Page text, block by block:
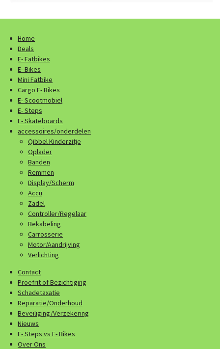
Home
Deals
E- Fatbikes
E- Bikes
Mini Fatbike
Cargo E- Bikes
E- Scootmobiel
E- Steps
E- Skateboards
accessoires/onderdelen
Qibbel Kinderzitje
Oplader
Banden
Remmen
Display/Scherm
Accu
Zadel
Controller/Regelaar
Bekabeling
Carrosserie
Motor/Aandrijving
Verlichting
Contact
Proefrit of Bezichtiging
Schadetaxatie
Reparatie/Onderhoud
Beveiliging/Verzekering
Nieuws
E- Steps vs E- Bikes
Over Ons